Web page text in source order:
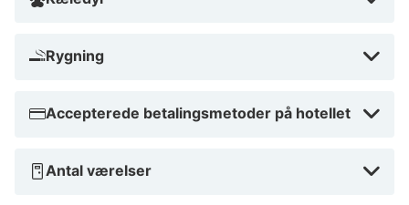
vente? Book dit ophold i dag og oplev alt, hvad
Rygning
Accepterede betalingsmetoder på hotellet
Antal værelser